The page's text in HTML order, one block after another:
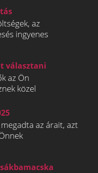
az
ingyenes
választani
az Ön
közel
az árait, azt